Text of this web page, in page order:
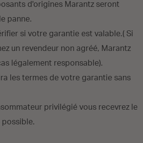
d'origines Marantz seront
panne.
si votre garantie est valable.( Si
un revendeur non agréé, Marantz
légalement responsable).
les termes de votre garantie sans
privilégié vous recevrez le
possible.